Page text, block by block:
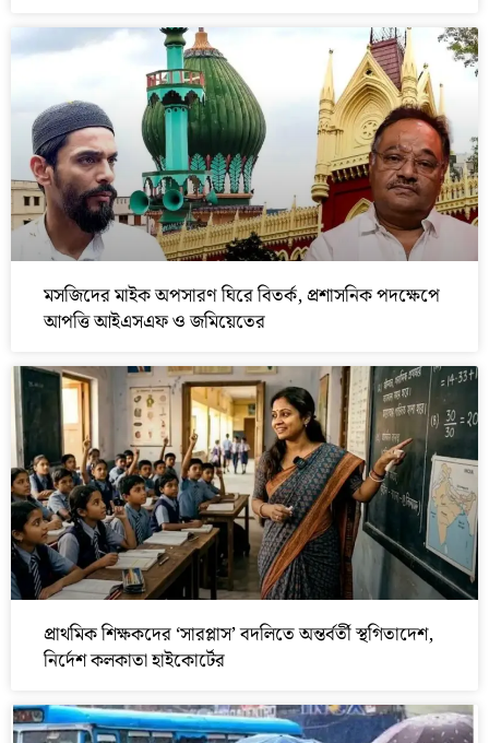
মসজিদের মাইক অপসারণ ঘিরে বিতর্ক, প্রশাসনিক পদক্ষেপে
আপত্তি আইএসএফ ও জমিয়েতের
প্রাথমিক শিক্ষকদের ‘সারপ্লাস’ বদলিতে অন্তর্বর্তী স্থগিতাদেশ,
নির্দেশ কলকাতা হাইকোর্টের